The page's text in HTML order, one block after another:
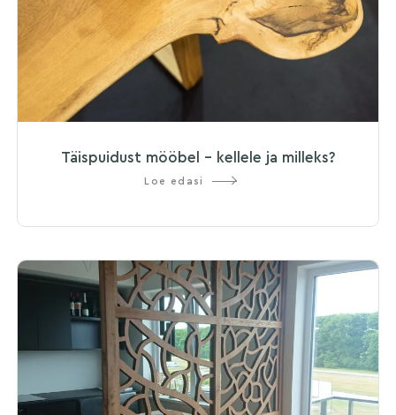
Täispuidust mööbel – kellele ja milleks?
Loe edasi